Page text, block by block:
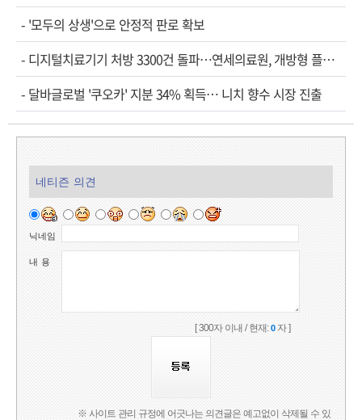
- '모두의 상생'으로 안정적 판로 확보
- 디지털치료기기 처방 3300건 돌파…연세의료원, 개방형 플랫폼 성과 공개
- 달바글로벌 '쿠오카' 지분 34% 획득… 니치 향수 시장 진출
네티즌 의견
닉네임
내 용
[ 300자 이내 / 현재:0자 ]
※ 사이트 관리 규정에 어긋나는 의견글은 예고없이 삭제될 수 있